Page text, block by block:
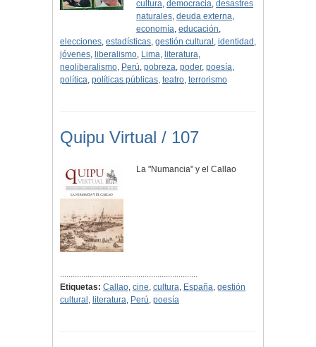
cultura,democracia,desastres
naturales,deuda externa,
economía,educación,
elecciones, estadísticas, gestión cultural , identidad ,
jóvenes, liberalismo, Lima, literatura,
neoliberalismo, Perú, pobreza, poder, poesía,
política, políticas públicas, teatro, terrorismo
Quipu Virtual / 107
La "Numancia" y el Callao
.................................................................
Etiquetas: Callao, cine, cultura, España, gestión
cultural , literatura, Perú, poesía